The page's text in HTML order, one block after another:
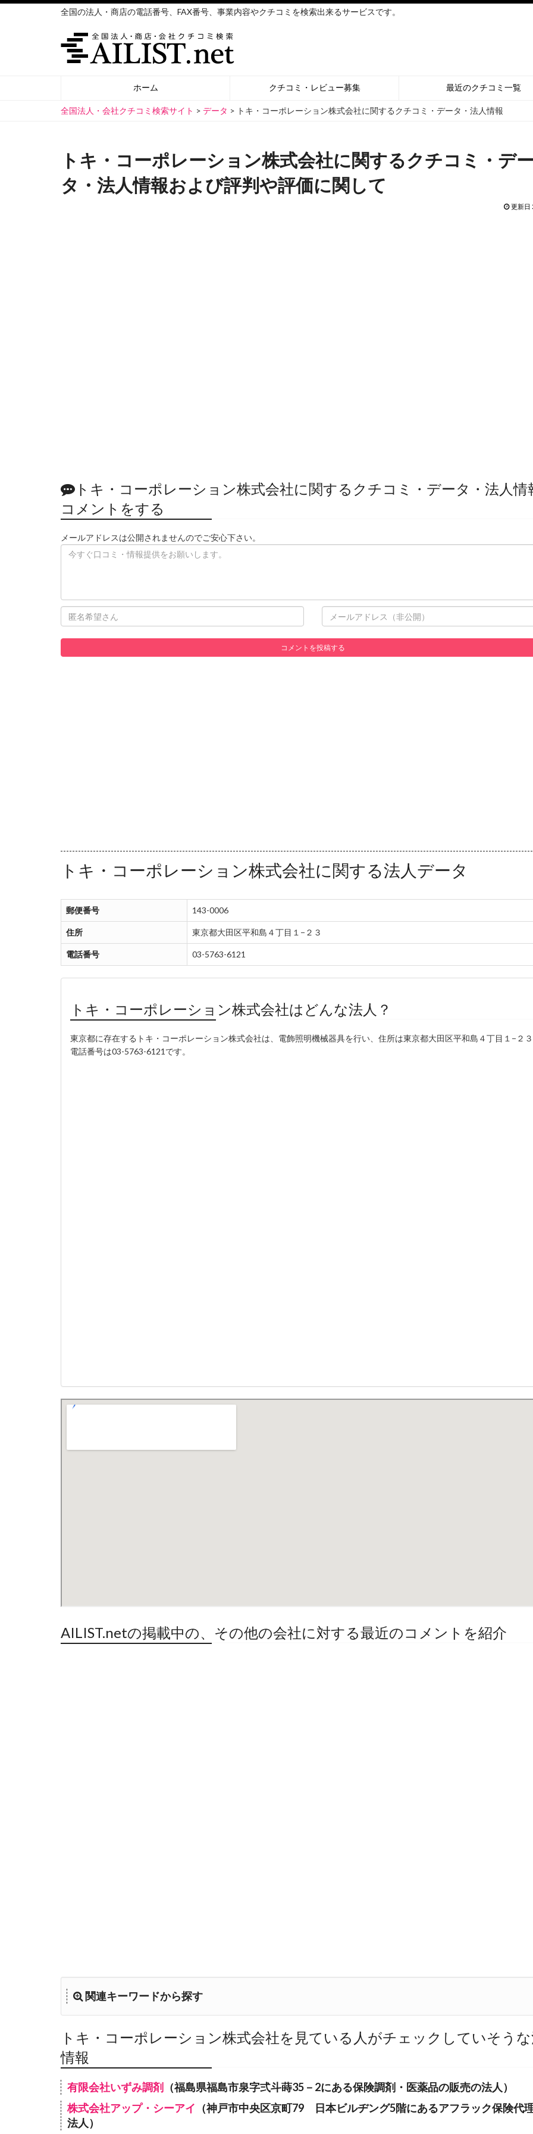
全国の法人・商店の電話番号、FAX番号、事業内容やクチコミを検索出来るサービスです。
ホーム クチコミ・レビュー募集 最近のクチコミ一覧
全国法人・会社クチコミ検索サイト > データ > トキ・コーポレーション株式会社に関するクチコミ・データ・法人情報
トキ・コーポレーション株式会社に関するクチコミ・デ
タ・法人情報および評判や評価に関して
更新日
トキ・コーポレーション株式会社に関するクチコミ・データ・法人情
コメントをする
メールアドレスは公開されませんのでご安心下さい。
トキ・コーポレーション株式会社に関する法人データ
郵便番号 143-0006
住所 東京都大田区平和島４丁目１−２３
電話番号 03-5763-6121
トキ・コーポレーション株式会社はどんな法人？
東京都に存在するトキ・コーポレーション株式会社は、電飾照明機械器具を行い、住所は東京都大田区平和島４丁目１−２
電話番号は03-5763-6121です。
AILIST.netの掲載中の、その他の会社に対する最近のコメントを紹介
関連キーワードから探す
トキ・コーポレーション株式会社を見ている人がチェックしていそう
情報
有限会社いずみ調剤
（福島県福島市泉字弍斗蒔35－2にある保険調剤・医薬品の販売の法人）
株式会社アップ・シーアイ （神戸市中央区京町79 日本ビルヂング5階にあるアフラック保険代
法人）